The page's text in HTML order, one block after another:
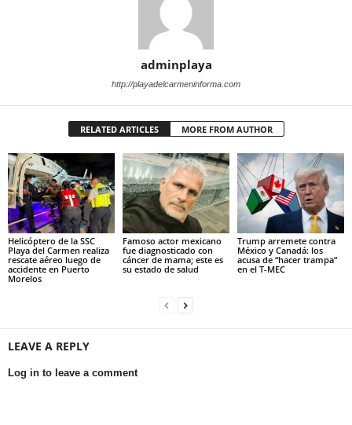
adminplaya
http://playadelcarmeninforma.com
RELATED ARTICLES MORE FROM AUTHOR
Helicóptero de la SSC
Playa del Carmen realiza
rescate aéreo luego de
accidente en Puerto
Morelos
Famoso actor mexicano
fue diagnosticado con
cáncer de mama; este es
su estado de salud
Trump arremete contra
México y Canadá: los
acusa de “hacer trampa”
en el T-MEC
LEAVE A REPLY
Log in to leave a comment